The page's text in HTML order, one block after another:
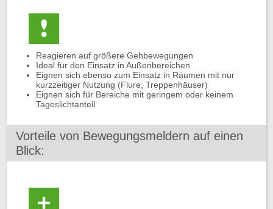
Reagieren auf größere Gehbewegungen
Ideal für den Einsatz in Außenbereichen
Eignen sich ebenso zum Einsatz in Räumen mit nur
kurzzeitiger Nutzung (Flure, Treppenhäuser)
Eignen sich für Bereiche mit geringem oder keinem
Tageslichtanteil
Vorteile von Bewegungsmeldern auf einen
Blick: